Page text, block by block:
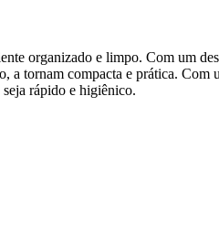
organizado e limpo. Com um
tornam compacta e prática. Com
rápido e higiênico.